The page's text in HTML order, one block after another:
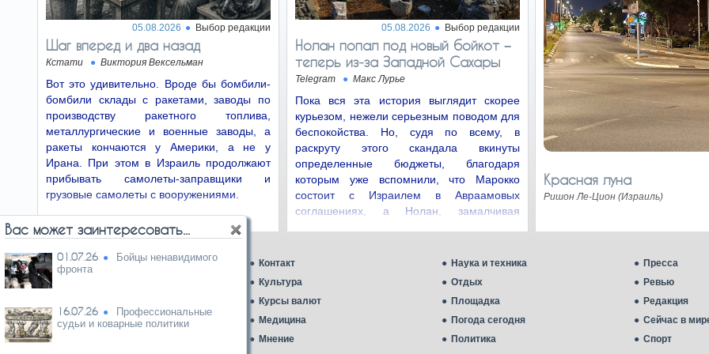
Председатель Верховного
суда Ицхак Амит. При
назначении в Верховный суд он подписал
соглашение о…
24.06.26
Сначала гей-
парад, а потом игра
Ни одна группа мира, будь
то женщины, геи,
афроамериканцы или члены
общества защиты зелёных…
22.06.26
«…И пачку
печенья»
Креста по проверке условий
содержания, согласно тем
Европа играет
террористами
Террор, в отличие от
уголовных преступлений,
связан не с неправильным образом жизни, а
05.08.2026 Выбор редакции
Шаг вперед и два назад
Кстати Виктория Вексельман
Вот это удивительно. Вроде бы бомбили-
бомбили склады с ракетами, заводы по
производству ракетного топлива,
металлургические и военные заводы, а
ракеты кончаются у Америки, а не у
Ирана. При этом в Израиль продолжают
прибывать самолеты-заправщики и
грузовые самолеты с вооружениями.
05.08.2026 Выбор редакции
Нолан попал под новый бойкот −
теперь из‑за Западной Сахары
Telegram Макс Лурье
Пока вся эта история выглядит скорее
курьезом, нежели серьезным поводом для
беспокойства. Но, судя по всему, в
раскруту этого скандала вкинуты
определенные бюджеты, благодаря
которым уже вспомнили, что Марокко
состоит с Израилем в Авраамовых
соглашениях, а Нолан, замалчивая
Красная луна
Ришон Ле-Цион (Израиль)
Вас может заинтересовать...
01.07.26
Бойцы ненавидимого
фронта
16.07.26
Профессиональные
судьи и коварные политики
Главная Контакт Наука и техника Пресса
Культура Отдых Ревью
Курсы валют Площадка Редакция
Газеты
Медицина Погода сегодня Сейчас в
Мнение Политика Спорт